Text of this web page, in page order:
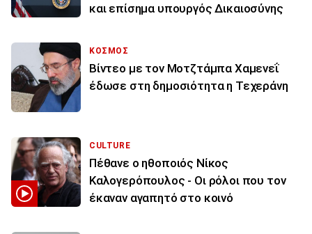
και επίσημα υπουργός Δικαιοσύνης
ΚΟΣΜΟΣ
Βίντεο με τον Μοτζτάμπα Χαμενεΐ
έδωσε στη δημοσιότητα η Τεχεράνη
CULTURE
Πέθανε ο ηθοποιός Νίκος
Καλογερόπουλος - Οι ρόλοι που τον
έκαναν αγαπητό στο κοινό